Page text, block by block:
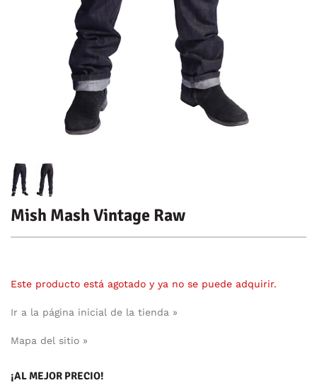
Mish Mash Vintage Raw
Este producto está agotado y ya no se puede adquirir.
Ir a la página inicial de la tienda »
Mapa del sitio »
¡AL MEJOR PRECIO!